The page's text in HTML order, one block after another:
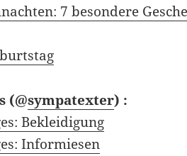
7 besondere
(@sympatexter) :
Bekleidigung
Informiesen